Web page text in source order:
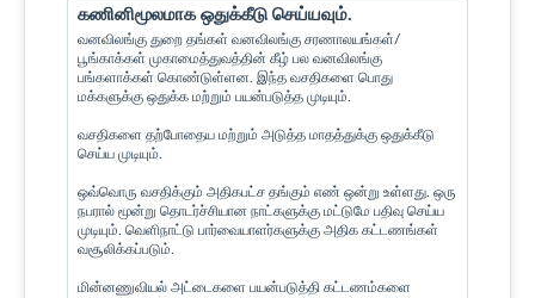
கணினிமூலமாக ஒதுக்கீடு செய்யவும்.
வனவிலங்கு துறை தங்கள் வனவிலங்கு சரணாலயங்கள்/
பூங்காக்கள் முகாமைத்துவத்தின் கீழ் பல வனவிலங்கு
பங்களாக்கள் கொண்டுள்ளன. இந்த வசதிகளை பொது
மக்களுக்கு ஒதுக்க மற்றும் பயன்படுத்த முடியும்.
வசதிகளை தற்போதைய மற்றும் அடுத்த மாதத்துக்கு ஒதுக்கீடு
செய்ய முடியும்.
ஒவ்வொரு வசதிக்கும் அதிகபட்ச தங்கும் எண் ஒன்று உள்ளது. ஒரு
நபரால் மூன்று தொடர்ச்சியான நாட்களுக்கு மட்டுமே பதிவு செய்ய
முடியும். வெளிநாட்டு பார்வையாளர்களுக்கு அதிக கட்டணங்கள்
வசூலிக்கப்படும்.
மின்னணுவியல் அட்டைகளை பயன்படுத்தி கட்டணம்களை